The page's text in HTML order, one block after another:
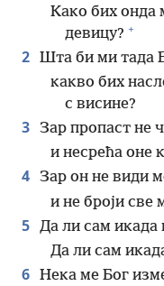
Како бих онда
девицу? +
2 Шта би ми тада
какво бих
с висине?
3 Зар пропаст не
и несрећа оне
4 Зар он не види
и не броји све
5 Да ли сам икада
Да ли сам
6 Нека ме Бог